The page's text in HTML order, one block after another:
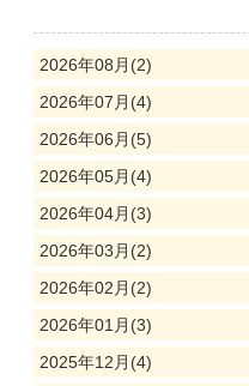
2026年08月(2)
2026年07月(4)
2026年06月(5)
2026年05月(4)
2026年04月(3)
2026年03月(2)
2026年02月(2)
2026年01月(3)
2025年12月(4)